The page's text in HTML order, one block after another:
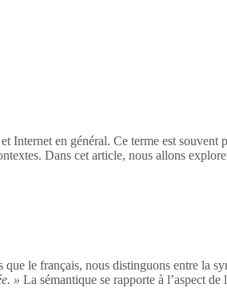
Internet en général. Ce terme est souvent
Dans cet article, nous allons
que le français, nous distinguons entre la
» La sémantique se rapporte à l’aspect